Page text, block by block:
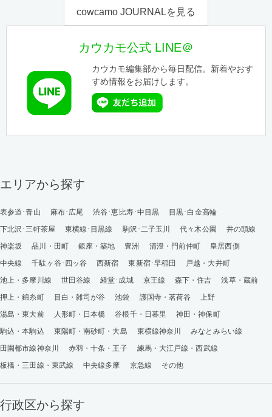
cowcamo JOURNALを見る
カウカモ公式 LINE＠
カウカモ編集部から毎日配信。新着やおす
すめ情報をお届けします。
エリアから探す
表参道･青山 麻布･広尾 渋谷･恵比寿･中目黒
目黒･白金高輪
下北沢･三軒茶屋
東横線･目黒線 駒沢･二子玉川 代々木公園
井の頭線
神楽坂
品川・田町 銀座・築地 豊洲 清澄・門前仲町
皇居西側
中央線
千駄ヶ谷･四ッ谷 西新宿 東新宿･早稲田
戸越・大井町
池上・多摩川線
世田谷線 経堂･成城 京王線 森下・住吉
浅草・蔵前
押上・錦糸町
目白・雑司が谷 池袋 護国寺・茗荷谷
上野
湯島・東大前
人形町・日本橋 谷根千・日暮里
神田・神保町
駒込・本駒込
東陽町・南砂町・大島 東横線神奈川
みなとみらい線
田園都市線神奈川
赤羽・十条・王子
練馬・大江戸線・西武線
板橋・三田線・東武線
中央線多摩 京急線 その他
行政区から探す